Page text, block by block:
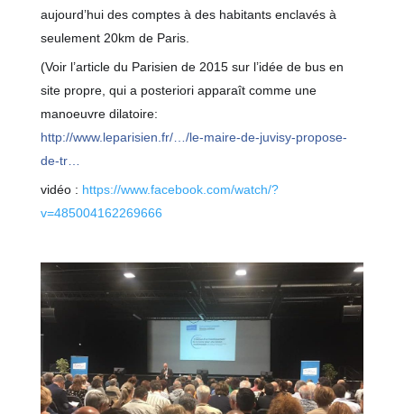
aujourd’hui des comptes à des habitants enclavés à
seulement 20km de Paris.
(Voir l’article du Parisien de 2015 sur l’idée de bus en
site propre, qui a posteriori apparaît comme une
manoeuvre dilatoire:
http://www.leparisien.fr/…/le-maire-de-juvisy-propose-
de-tr…
vidéo : https://www.facebook.com/watch/?
v=485004162269666